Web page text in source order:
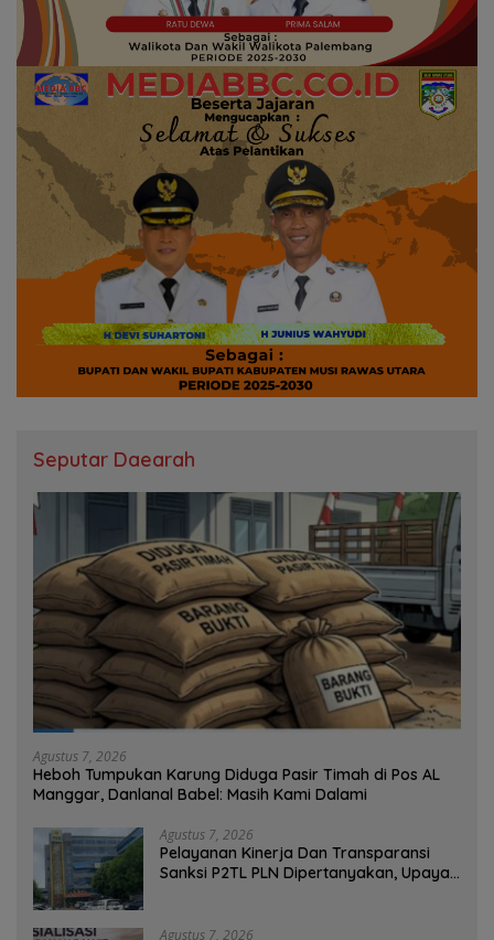
Seputar Daearah
Agustus 7, 2026
Heboh Tumpukan Karung Diduga Pasir Timah di Pos AL
Manggar, Danlanal Babel: Masih Kami Dalami
Agustus 7, 2026
Pelayanan Kinerja Dan Transparansi
Sanksi P2TL PLN Dipertanyakan, Upaya
Agustus 7, 2026